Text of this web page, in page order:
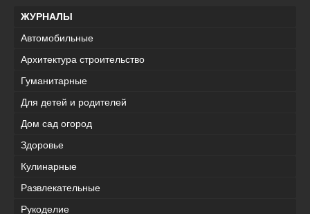
ЖУРНАЛЫ
Автомобильные
Архитектура строительство
Гуманитарные
Для детей и родителей
Дом сад огород
Здоровье
Кулинарные
Развлекательные
Рукоделие